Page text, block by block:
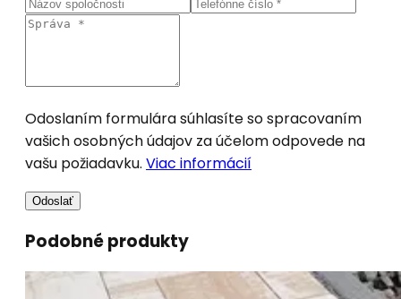
Odoslaním formulára súhlasíte so spracovaním
vašich osobných údajov za účelom odpovede na
vašu požiadavku. Viac informácií
Odoslať
Podobné produkty